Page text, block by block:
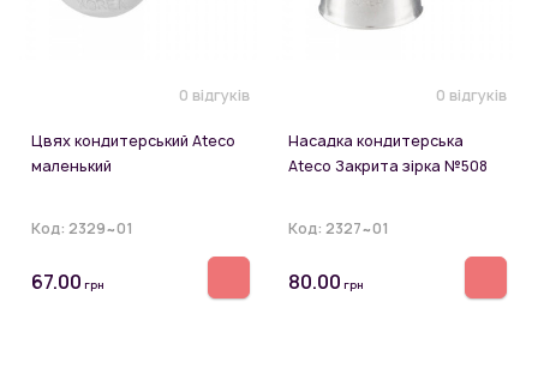
0 відгуків
Цвях кондитерський Ateco
маленький
Код: 2329~01
67.00 грн
0 відгуків
Насадка кондитерська
Ateco Закрита зірка №508
Код: 2327~01
80.00 грн